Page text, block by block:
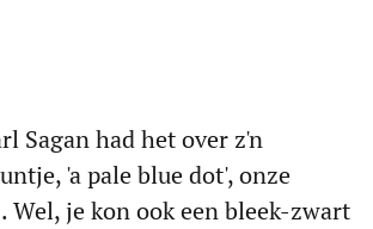
Sagan had het over z'n
'a pale blue dot', onze
Wel, je kon ook een bleek-zwart